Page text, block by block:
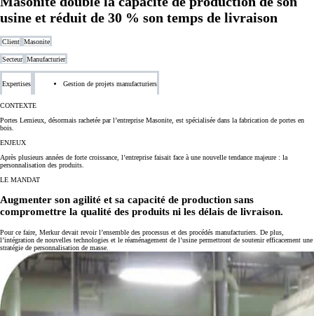
usine et réduit de 30 % son temps de livraison
Client Masonite
Secteur Manufacturier
Expertises Gestion de projets manufacturiers
CONTEXTE
Portes Lemieux, désormais rachetée par l’entreprise Masonite, est spécialisée dans la fabrication de portes en
bois.
ENJEUX
Après plusieurs années de forte croissance, l’entreprise faisait face à une nouvelle tendance majeure : la
personnalisation des produits.
LE MANDAT
Augmenter son agilité et sa capacité de production sans
compromettre la qualité des produits ni les délais de livraison.
Pour ce faire, Merkur devait revoir l’ensemble des processus et des procédés manufacturiers. De plus,
l’intégration de nouvelles technologies et le réaménagement de l’usine permettront de soutenir efficacement une
stratégie de personnalisation de masse.